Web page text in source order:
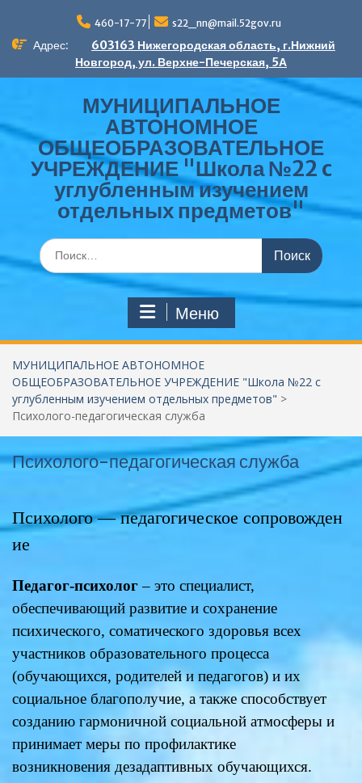
содержимому
460-17-77 s22_nn@mail.52gov.ru
Адрес:
603163 Нижегородская область, г.Нижний
Новгород, ул. Верхне-Печерская, 5А
МУНИЦИПАЛЬНОЕ
АВТОНОМНОЕ
ОБЩЕОБРАЗОВАТЕЛЬНОЕ
УЧРЕЖДЕНИЕ "Школа №22 c
углубленным изучением
отдельных предметов"
Поиск
по:
Меню
МУНИЦИПАЛЬНОЕ АВТОНОМНОЕ
ОБЩЕОБРАЗОВАТЕЛЬНОЕ УЧРЕЖДЕНИЕ "Школа №22 c
углубленным изучением отдельных предметов" >
Психолого-педагогическая служба
Психолого-педагогическая служба
Психолого — педагогическое сопровожден
ие
Педагог-психолог– это специалист,
обеспечивающий развитие и сохранение
психического, соматического здоровья всех
участников образовательного процесса
(обучающихся, родителей и педагогов) и их
социальное благополучие, а также способствует
созданию гармоничной социальной атмосферы и
принимает меры по профилактике
возникновения дезадаптивных обучающихся.